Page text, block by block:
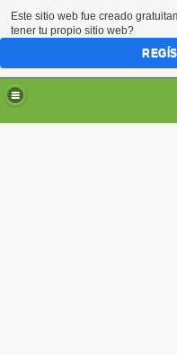
Este sitio web fue creado
tener tu propio sitio web?